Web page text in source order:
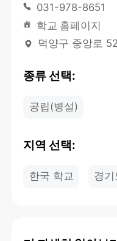
031-978-8651
학교 홈페이지
덕양구 중앙로
종류 선택:
공립(병설)
지역 선택:
한국 학교 경기